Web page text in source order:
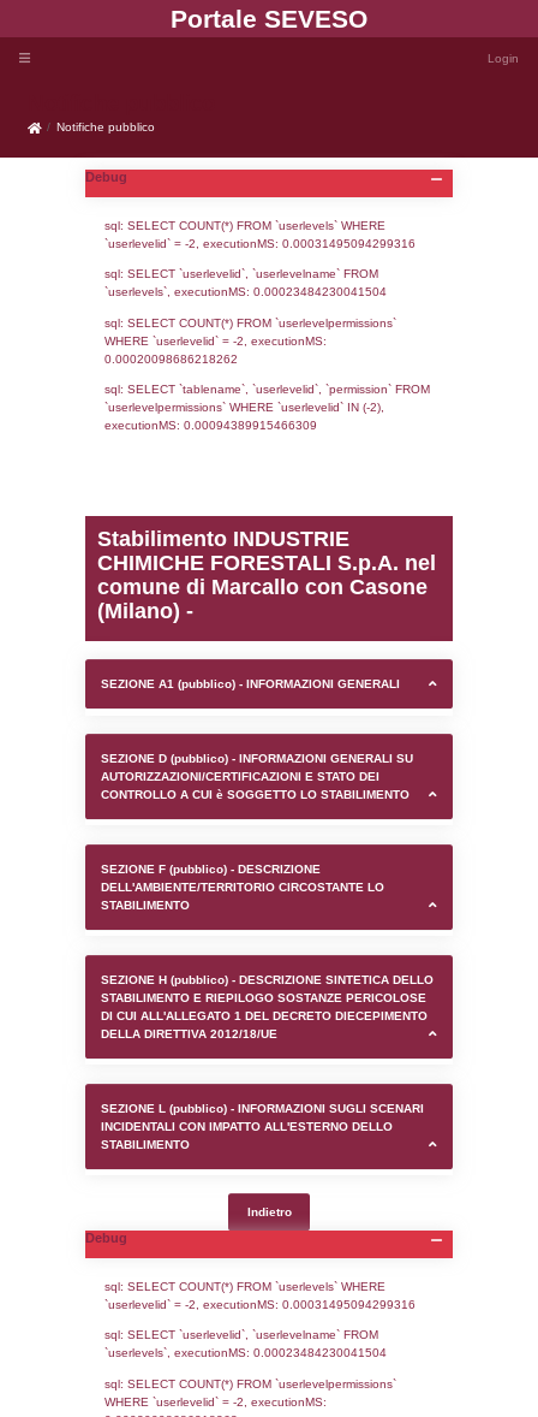
Portale
Notifiche pubblico
Notifiche pubblico
Debug
sql: SELECT COUNT(*) FROM `userlevels`
sql: SELECT `userlevelid`, `userlevelname`
0.00020098686218262
sql: SELECT `tablename`, `userlevelid`,
`userlevelpermissions` WHERE `userlevelid`
executionMS: 0.00094389915466309
Stabilimento INDUSTRIE
CHIMICHE FORESTALI
comune di Marcallo con
(Milano) -
SEZIONE A1 (pubblico) - INFORMAZIONI
SEZIONE D (pubblico) - INFORMAZIONI
AUTORIZZAZIONI/CERTIFICAZIONI E
CONTROLLO A CUI è SOGGETTO LO
SEZIONE F (pubblico) - DESCRIZIONE
DELL'AMBIENTE/TERRITORIO
STABILIMENTO